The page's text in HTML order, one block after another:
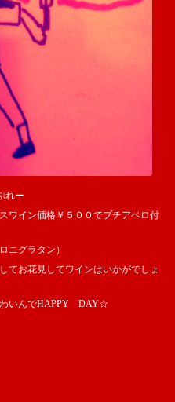
れー
ワイン価格￥５００でプチアペロ付
ニグラタン）
てお花見してワインはいかがでしょ
わいんでHAPPY DAY☆